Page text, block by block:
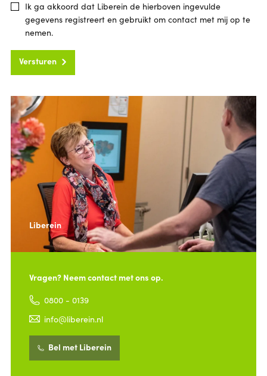
Ik ga akkoord dat Liberein de hierboven ingevulde
gegevens registreert en gebruikt om contact met mij op te
nemen.
Versturen
Liberein
Vragen? Neem contact met ons op.
0800 - 0139
info@liberein.nl
Bel met Liberein